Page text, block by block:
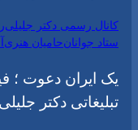
کانال رسمی دکتر جلیلی
ستاد جوانانحامیان هنری
یک ایران دعوت ؛
تبلیغاتی دکتر